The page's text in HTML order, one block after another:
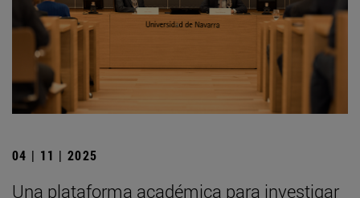
04 | 11 | 2025
Una plataforma académica para investigar